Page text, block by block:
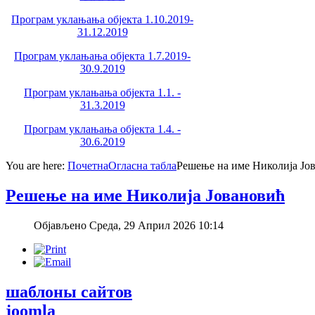
Програм уклањања објекта 1.10.2019-
31.12.2019
Програм уклањања објекта 1.7.2019-
30.9.2019
Програм уклањања објекта 1.1. -
31.3.2019
Програм уклањања објекта 1.4. -
30.6.2019
You are here: ПочетнаОгласна таблаРешење на име Николија
Решење на име Николија Јовановић
Објављено Среда, 29 Април 2026 10:14
шаблоны сайтов
joomla